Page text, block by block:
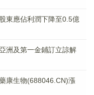
東應佔利潤下降至0.5億
洲及第一金鋪訂立諒解
康生物(688046.CN)漲